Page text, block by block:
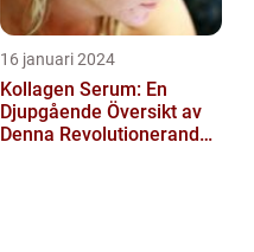
16 januari 2024
Kollagen Serum: En
Djupgående Översikt av
Denna Revolutionerande